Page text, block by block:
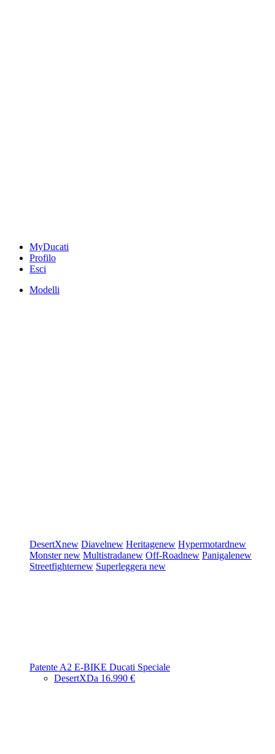
MyDucati
Profilo
Esci
Modelli
DesertXnew Diavelnew Heritagenew Hypermotardnew
Monsternew Multistradanew Off-Roadnew Panigalenew
Streetfighternew Superleggera new
Patente A2 E-BIKE Ducati Speciale
DesertXDa 16.990 €